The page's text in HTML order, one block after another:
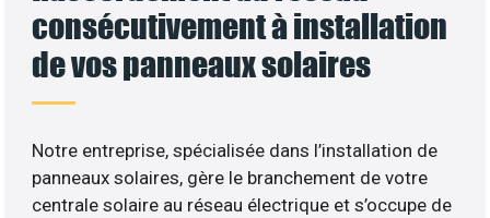
consécutivement à installation
de vos panneaux solaires
Notre entreprise, spécialisée dans l’installation de
panneaux solaires, gère le branchement de votre
centrale solaire au réseau électrique et s’occupe de